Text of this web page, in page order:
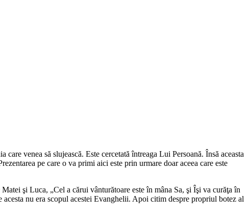
venea să slujească. Este cercetată întreaga Lui Persoană. Însă aceasta
pe care o va primi aici este prin urmare doar aceea care este
Matei şi Luca, „Cel a cărui vânturătoare este în mâna Sa, şi Îşi va curăţa în
nu era scopul acestei Evanghelii. Apoi citim despre propriul botez al